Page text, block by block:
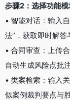
步骤2：选择功能
• 智能对话：输入
法”，获取即时解答
• 合同审查：上传
自动生成风险点批
• 类案检索：输入
似案例裁判要点与